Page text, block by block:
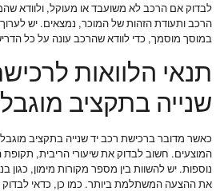
לבדוק אם הרכב לא משועבד או מעוקל, ולוודא
הרכב ותעודת הזהות של המוכר, נמצאים. יש לערוך
במוסך מוסמך, כדי לוודא שהרכב עונה על כל
תנאי הלוואות
שנייה בתקציב מוגבל
כאשר מדובר ברכישת רכב יד שנייה בתקציב
המוצעים. חשוב לבדוק את שיעורי הריבית,
נוספות. יש להשוות בין מספר מקורות מימון, כגון
את ההצעה המשתלמת ביותר. כמו כן, כדאי